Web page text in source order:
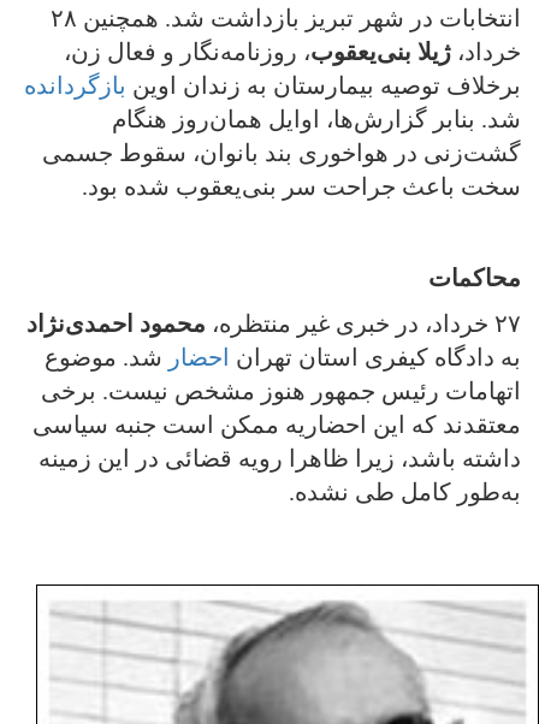
انتخابات در شهر تبریز بازداشت شد. همچنین ۲۸
خرداد، ژیلا بنی‌یعقوب، روزنامه‌نگار و فعال زن،
برخلاف توصیه بیمارستان به زندان اوین بازگردانده
شد. بنابر گزارش‌ها، اوایل همان‌روز هنگام
گشت‌زنی در هواخوری بند بانوان، سقوط جسمی
سخت باعث جراحت سر بنی‌یعقوب شده بود.
محاکمات
۲۷ خرداد، در خبری غیر منتظره،
محمود احمدی‌نژاد
به دادگاه کیفری استان تهران احضار شد. موضوع
اتهامات رئیس جمهور هنوز مشخص نیست. برخی
معتقدند که این احضاریه ممکن است جنبه سیاسی
داشته باشد، زیرا ظاهرا رویه قضائی در این زمینه
به‌طور کامل طی نشده.